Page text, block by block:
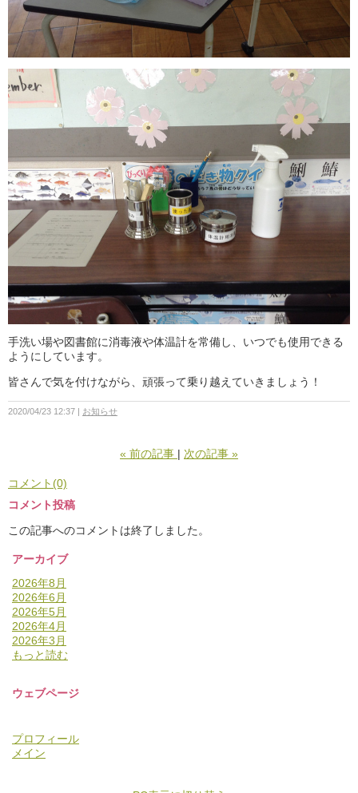
手洗い場や図書館に消毒液や体温計を常備し、いつでも使用できる
ようにしています。
皆さんで気を付けながら、頑張って乗り越えていきましょう！
2020/04/23 12:37 お知らせ
« 前の記事 次の記事 »
コメント(0)
コメント投稿
この記事へのコメントは終了しました。
アーカイブ
2026年8月
2026年6月
2026年5月
2026年4月
2026年3月
もっと読む
ウェブページ
プロフィール
メイン